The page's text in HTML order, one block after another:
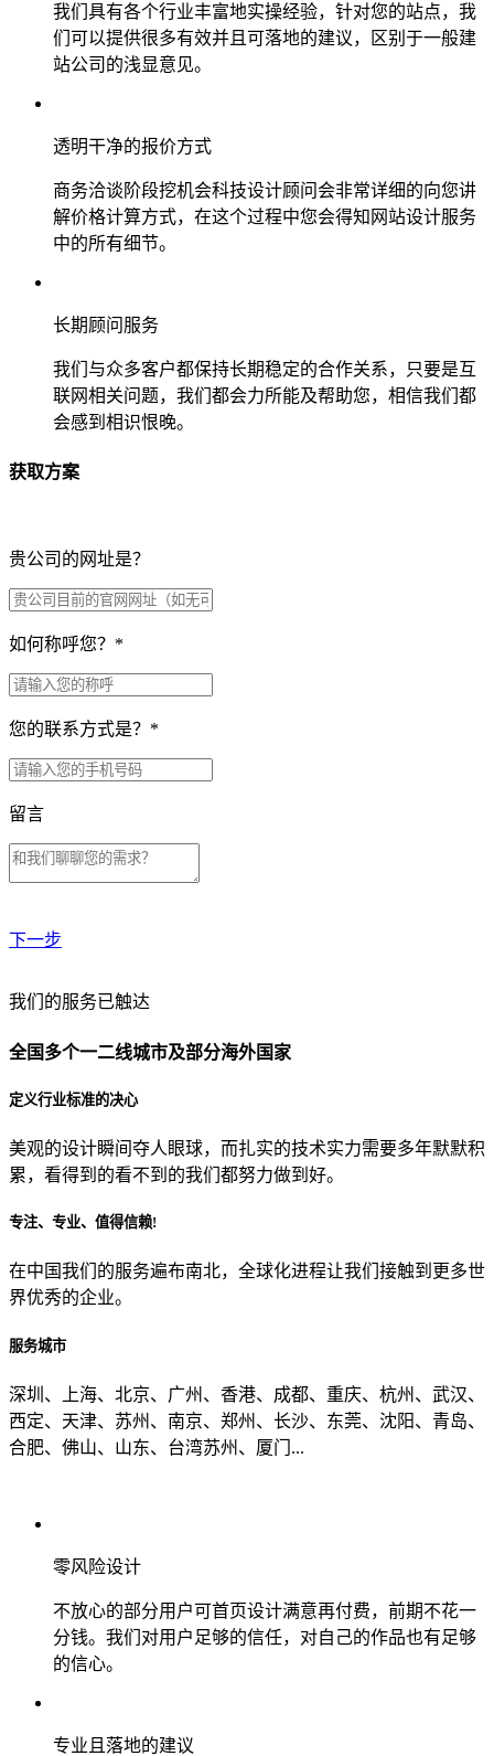
我们具有各个行业丰富地实操经验，针对您的站点，我
们可以提供很多有效并且可落地的建议，区别于一般建
站公司的浅显意见。
透明干净的报价方式
商务洽谈阶段挖机会科技设计顾问会非常详细的向您讲
解价格计算方式，在这个过程中您会得知网站设计服务
中的所有细节。
长期顾问服务
我们与众多客户都保持长期稳定的合作关系，只要是互
联网相关问题，我们都会力所能及帮助您，相信我们都
会感到相识恨晚。
获取方案
贵公司的网址是？
如何称呼您？ *
您的联系方式是？ *
留言
下一步
贵公司预算范围是？
贵公司的团队规模是？
目前主要的营销渠道是？
我们的服务已触达
全国多个一二线城市及部分海外国家
定义行业标准的决心
美观的设计瞬间夺人眼球，而扎实的技术实力需要多年默默积
累，看得到的看不到的我们都努力做到好。
专注、专业、值得信赖!
在中国我们的服务遍布南北，全球化进程让我们接触到更多世
界优秀的企业。
服务城市
深圳、上海、北京、广州、香港、成都、重庆、杭州、武汉、
西定、天津、苏州、南京、郑州、长沙、东莞、沈阳、青岛、
合肥、佛山、山东、台湾苏州、厦门...
零风险设计
不放心的部分用户可首页设计满意再付费，前期不花一
分钱。我们对用户足够的信任，对自己的作品也有足够
的信心。
专业且落地的建议